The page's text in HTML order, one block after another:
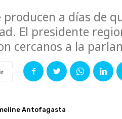
producen a días de
El presidente
cercanos a la
Antofagasta